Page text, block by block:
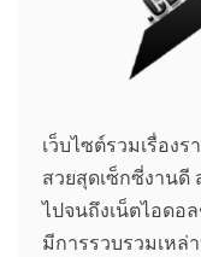
เว็บไซต์รวมเรื่อง
สวยสุดเซ็กซี่งานดี
ไปจนถึงเน็ตไอดอ
มีการรวบรวมเหล่